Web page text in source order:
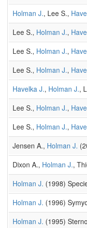
Holman J., Lee S.,
Lee S., Holman J.,
Lee S., Holman J.,
Lee S., Holman J.,
Havelka J., Holman J.,
Lee S., Holman J.,
Lee S., Holman J.,
Jensen A., Holman J.
Dixon A., Holman J.,
Holman J. (1998)
Holman J. (1996)
Holman J. (1995)